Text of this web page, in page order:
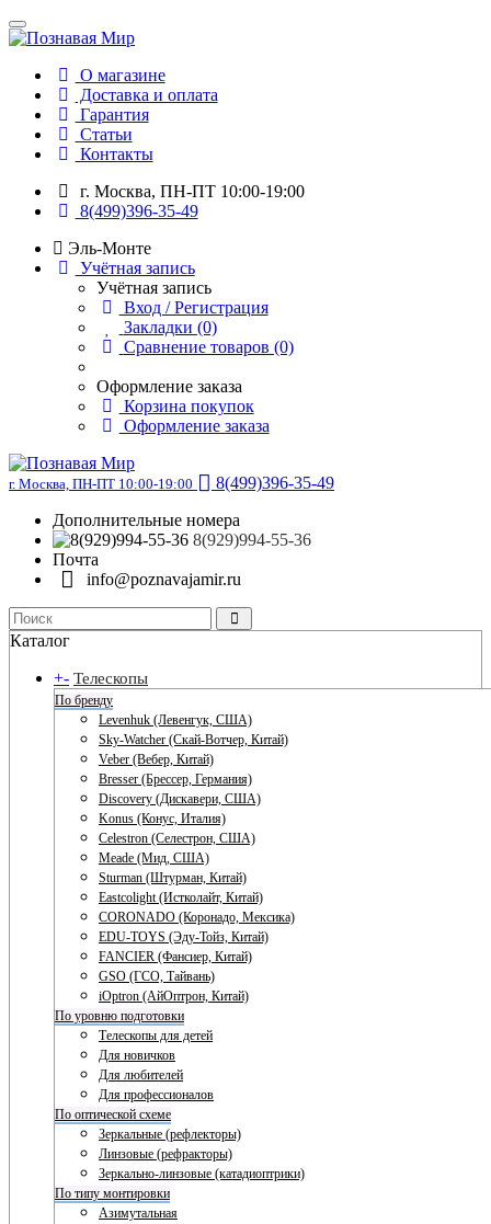
О магазине
Доставка и оплата
Гарантия
Статьи
Контакты
г. Москва, ПН-ПТ 10:00-19:00
8(499)396-35-49
Эль-Монте
Учётная запись
Учётная запись
Вход / Регистрация
Закладки (0)
Сравнение товаров (0)
Оформление заказа
Корзина покупок
Оформление заказа
г. Москва, ПН-ПТ 10:00-19:00
8(499)396-35-49
Дополнительные номера
8(929)994-55-36
Почта
info@poznavajamir.ru
Каталог
+- Телескопы
По бренду
Levenhuk (Левенгук, США)
Sky-Watcher (Скай-Вотчер, Китай)
Veber (Вебер, Китай)
Bresser (Брессер, Германия)
Discovery (Дискавери, США)
Konus (Конус, Италия)
Celestron (Селестрон, США)
Meade (Мид, США)
Sturman (Штурман, Китай)
Eastcolight (Истколайт, Китай)
CORONADO (Коронадо, Мексика)
EDU-TOYS (Эду-Тойз, Китай)
FANCIER (Фансиер, Китай)
GSO (ГСО, Тайвань)
iOptron (АйОптрон, Китай)
По уровню подготовки
Телескопы для детей
Для новичков
Для любителей
Для профессионалов
По оптической схеме
Зеркальные (рефлекторы)
Линзовые (рефракторы)
Зеркально-линзовые (катадиоптрики)
По типу монтировки
Азимутальная